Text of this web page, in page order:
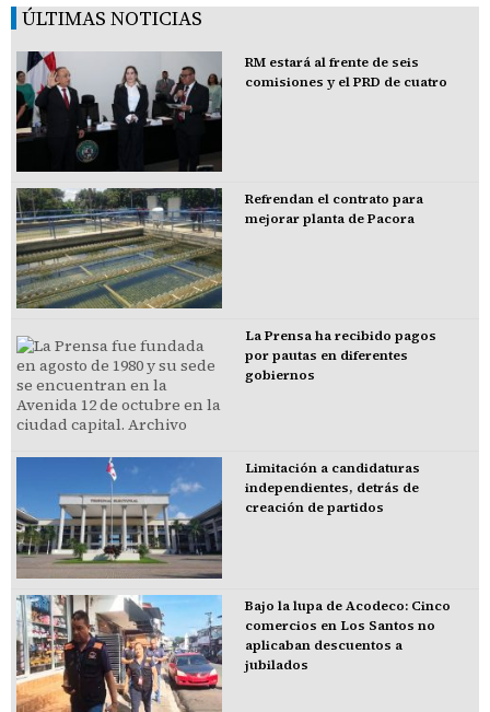
ÚLTIMAS NOTICIAS
RM estará al frente de seis
comisiones y el PRD de cuatro
Refrendan el contrato para
mejorar planta de Pacora
La Prensa ha recibido pagos
por pautas en diferentes
gobiernos
Limitación a candidaturas
independientes, detrás de
creación de partidos
Bajo la lupa de Acodeco: Cinco
comercios en Los Santos no
aplicaban descuentos a
jubilados